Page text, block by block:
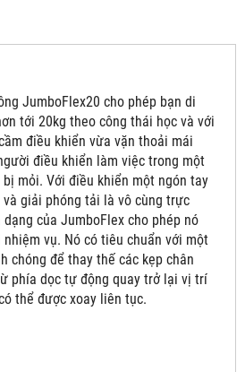
JumboFlex20 cho phép bạn di
tới 20kg theo công thái học và với
điều khiển vừa vặn thoải mái
điều khiển làm việc trong một
mỏi. Với điều khiển một ngón tay
và giải phóng tải là vô cùng trực
của JumboFlex cho phép nó
vụ. Nó có tiêu chuẩn với một
chóng để thay thế các kẹp chân
phía dọc tự động quay trở lại vị trí
thể được xoay liên tục.